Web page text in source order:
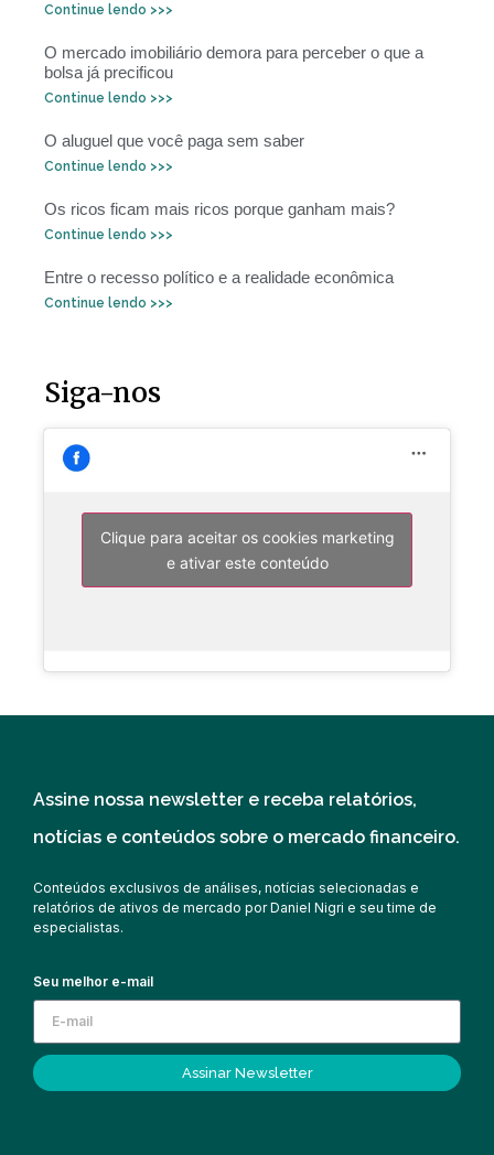
Continue lendo >>>
O mercado imobiliário demora para perceber o que a
bolsa já precificou
Continue lendo >>>
O aluguel que você paga sem saber
Continue lendo >>>
Os ricos ficam mais ricos porque ganham mais?
Continue lendo >>>
Entre o recesso político e a realidade econômica
Continue lendo >>>
Siga-nos
Clique para aceitar os cookies marketing
e ativar este conteúdo
Assine nossa newsletter e receba relatórios,
notícias e conteúdos sobre o mercado financeiro.
Conteúdos exclusivos de análises, notícias selecionadas e
relatórios de ativos de mercado por Daniel Nigri e seu time de
especialistas.
Seu melhor e-mail
Assinar Newsletter